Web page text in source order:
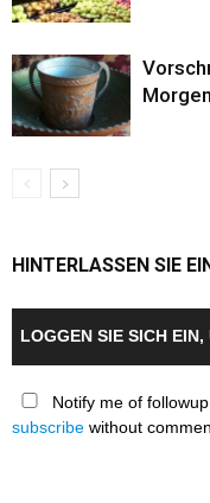
Morgen
HINTERLASSEN SIE
LOGGEN SIE SICH
Notify me of
subscribe without